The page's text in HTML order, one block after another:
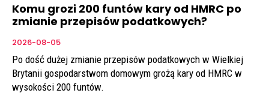
Komu grozi 200 funtów kary od HMRC po
zmianie przepisów podatkowych?
2026-08-05
Po dość dużej zmianie przepisów podatkowych w Wielkiej
Brytanii gospodarstwom domowym grożą kary od HMRC w
wysokości 200 funtów.